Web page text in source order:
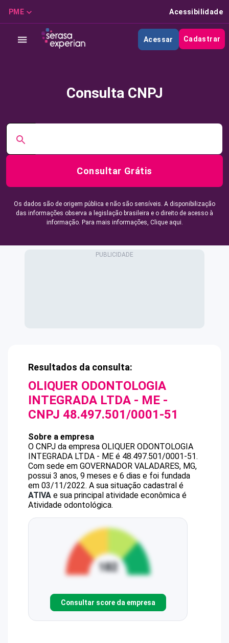
PME Acessibilidade
Acessar Cadastrar
Consulta CNPJ
Consultar Grátis
Os dados são de origem pública e não são sensíveis. A disponibilização
das informações observa a legislação brasileira e o direito de acesso à
informação. Para mais informações, Clique aqui.
Resultados da consulta:
OLIQUER ODONTOLOGIA
INTEGRADA LTDA - ME -
CNPJ 48.497.501/0001-51
Sobre a empresa
O CNPJ da empresa OLIQUER ODONTOLOGIA
INTEGRADA LTDA - ME é 48.497.501/0001-51.
Com sede em GOVERNADOR VALADARES, MG,
possui 3 anos, 9 meses e 6 dias e foi fundada
em 03/11/2022. A sua situação cadastral é
ATIVA e sua principal atividade econômica é
Atividade odontológica.
Consultar score da empresa